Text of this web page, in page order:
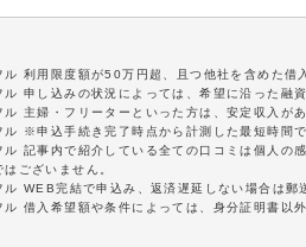
ル 利用限度額が50万円超、且つ他社を含めた借
ル 申し込みの状況によっては、希望に沿った融
ル 主婦・フリーターといった方は、安定収入が
ル ※申込手続き完了時点から計測した最短時間
ル 記事内で紹介している全ての口コミは個人の
はございません。
ル WEB完結で申込み、返済遅延しない場合は郵
ル 借入希望額や条件によっては、身分証明書以